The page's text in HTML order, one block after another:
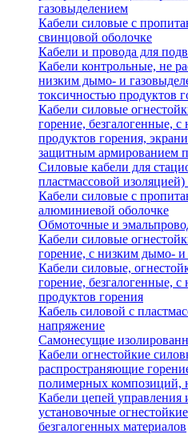
газовыделением
Кабели силовые с
свинцовой оболочке
Кабели и провода для
Кабели контрольные, не
низким дымо- и
токсичностью продуктов
Кабели силовые
горение, безгалогенные,
продуктов горения,
защитным армированием
Силовые кабели для
пластмассовой
Кабели силовые с
алюминиевой оболочке
Обмоточные и
Кабели силовые
горение, с низким дымо- и
Кабели силовые,
горение, безгалогенные,
продуктов горения
Кабель силовой с
напряжение
Самонесущие
Кабели огнестойкие
распространяющие
полимерных композиций,
Кабели цепей управления
установочные
безгалогенных материалов